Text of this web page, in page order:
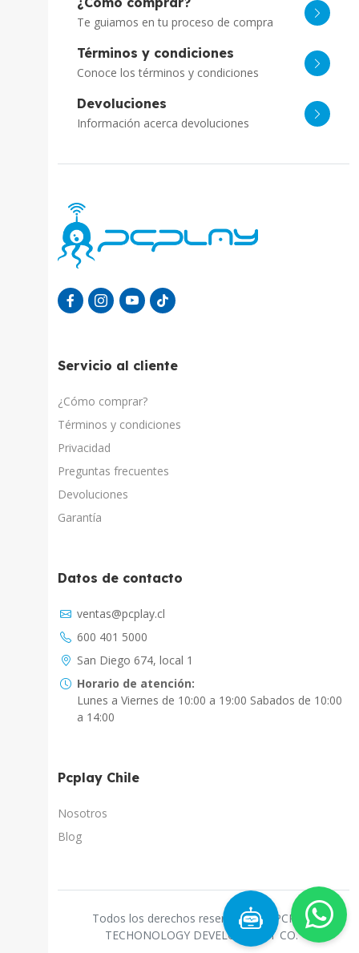
Te guiamos en tu proceso de compra
Términos y condiciones
Conoce los términos y condiciones
Devoluciones
Información acerca devoluciones
Servicio al cliente
¿Cómo comprar?
Términos y condiciones
Privacidad
Preguntas frecuentes
Devoluciones
Garantía
Datos de contacto
ventas@pcplay.cl
600 401 5000
San Diego 674, local 1
Horario de atención:
Lunes a Viernes de 10:00 a 19:00 Sabados de 10:00
a 14:00
Pcplay Chile
Nosotros
Blog
Todos los derechos reservados a "PCPLAY
TECHONOLOGY DEVELOPMENT CO."
Chat con IA
PcPlay Santiago / Web
Hola soy Freddy, en que puedo ayudarte...
PcPlay Santiago / Tienda
PCPlay Osorno
Hola Soy Gaby en que puedo ayudarte